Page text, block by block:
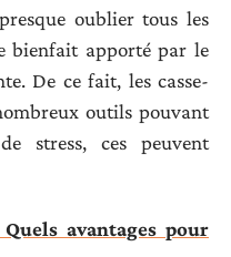
oublier tous les
bienfait apporté par le
De ce fait, les casse-
outils pouvant
stress, ces peuvent
avantages pour